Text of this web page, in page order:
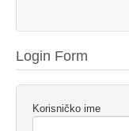
Login Form
Korisničko ime